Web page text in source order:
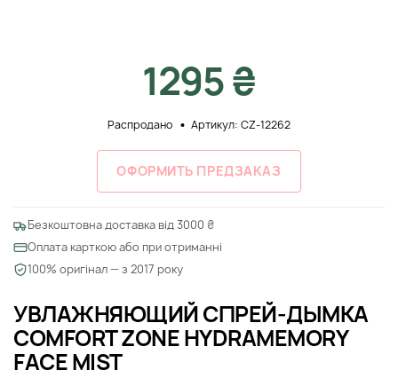
УВЛАЖНЯЮЩИЙ СПРЕЙ-ДЫМКА
COMFORT ZONE HYDRAMEMORY
FACE MIST
1295 ₴
Распродано Артикул: CZ-12262
ОФОРМИТЬ ПРЕДЗАКАЗ
Безкоштовна доставка від 3000 ₴
Оплата карткою або при отриманні
100% оригінал — з 2017 року